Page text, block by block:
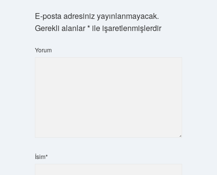
E-posta adresiniz yayınlanmayacak.
Gerekli alanlar*ile işaretlenmişlerdir
Yorum
İsim*